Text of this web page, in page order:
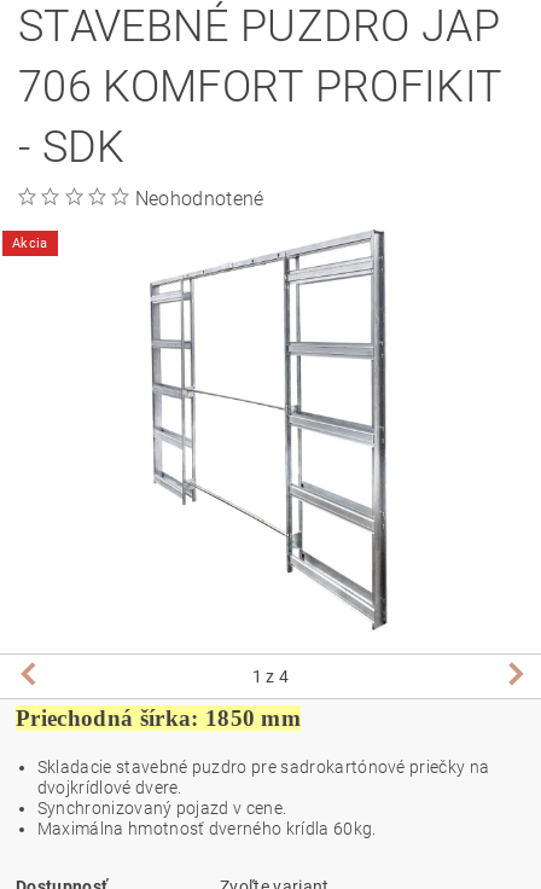
STAVEBNÉ PUZDRO JAP
706 KOMFORT PROFIKIT
- SDK
Neohodnotené
Akcia
1 z 4
Priechodná šírka: 1850 mm
Skladacie stavebné puzdro pre sadrokartónové priečky na
dvojkrídlové dvere.
Synchronizovaný pojazd v cene.
Maximálna hmotnosť dverného krídla 60kg.